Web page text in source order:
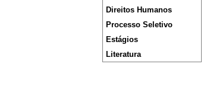
Direitos Humanos
Processo Seletivo
Estágios
Literatura